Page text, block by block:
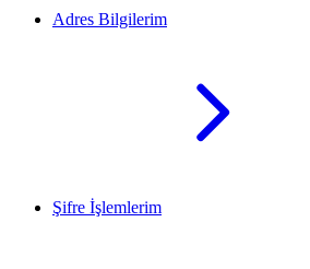
Adres Bilgilerim
Şifre İşlemlerim